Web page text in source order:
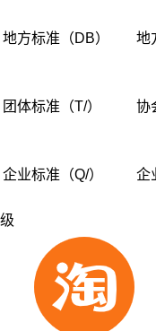
地方标准（DB） 地
团体标准（T/） 协
企业标准（Q/） 企
级